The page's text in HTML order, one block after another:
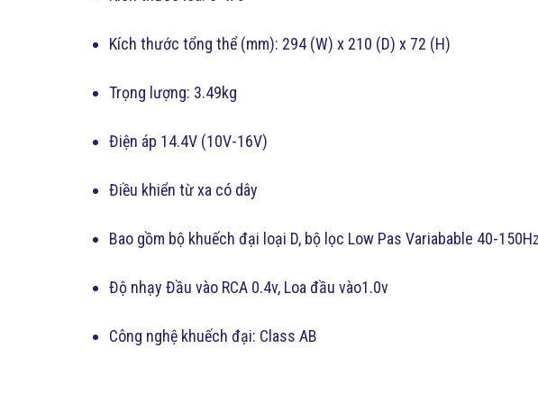
Kích thước tổng thể (mm): 294 (W) x 210 (D) x 72 (H)
Trọng lượng: 3.49kg
Điện áp 14.4V (10V-16V)
Điều khiển từ xa có dây
Bao gồm bộ khuếch đại loại D, bộ lọc Low Pas Variabable 40-
Độ nhạy Đầu vào RCA 0.4v, Loa đầu vào1.0v
Công nghệ khuếch đại: Class AB